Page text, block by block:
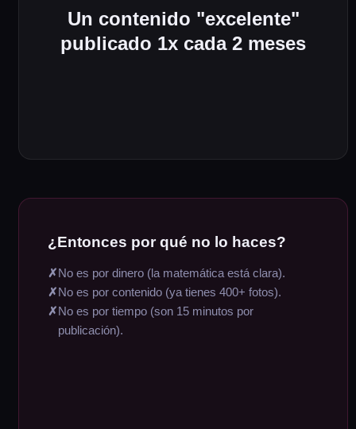
Un contenido "excelente"
publicado 1x cada 2 meses
¿Entonces por qué no lo haces?
✗No es por dinero (la matemática está clara).
✗No es por contenido (ya tienes 400+ fotos).
✗No es por tiempo (son 15 minutos por
publicación).